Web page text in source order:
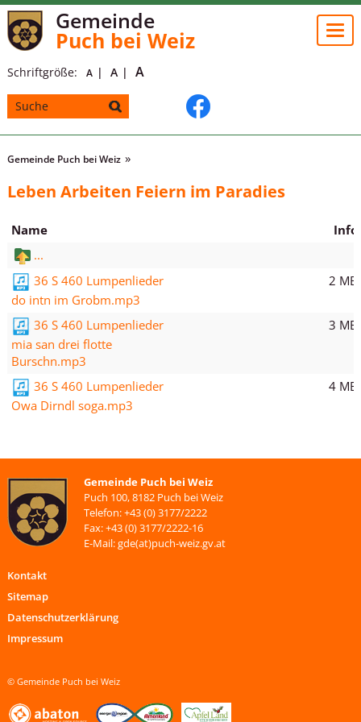
Gemeinde
Puch bei Weiz
Schriftgröße: A A A
Gemeinde Puch bei Weiz
Leben Arbeiten Feiern im Paradies
Name
Info
...
36 S 460 Lumpenlieder
do intn im Grobm.mp3
2 MB
36 S 460 Lumpenlieder
mia san drei flotte
Burschn.mp3
3 MB
36 S 460 Lumpenlieder
Owa Dirndl soga.mp3
4 MB
Gemeinde Puch bei Weiz
Puch 100, 8182 Puch bei Weiz
Telefon: +43 (0) 3177/2222
Fax: +43 (0) 3177/2222-16
E-Mail: gde(at)puch-weiz.gv.at
Kontakt
Sitemap
Datenschutzerklärung
Impressum
© Gemeinde Puch bei Weiz